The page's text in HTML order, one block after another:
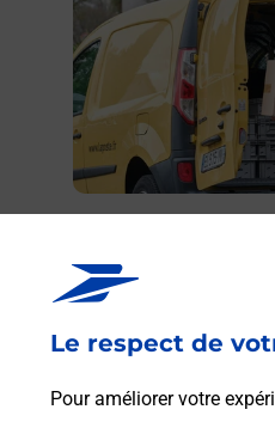
Le respect de
Pour améliorer votre
Vous souhaitez envoyer
JALLIEU PRINCIPAL
solutions proposées par
En savoir plus